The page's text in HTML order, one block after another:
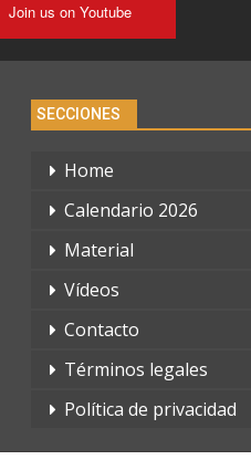
Join us on Youtube
SECCIONES
Home
Calendario 2026
Material
Vídeos
Contacto
Términos legales
Política de privacidad